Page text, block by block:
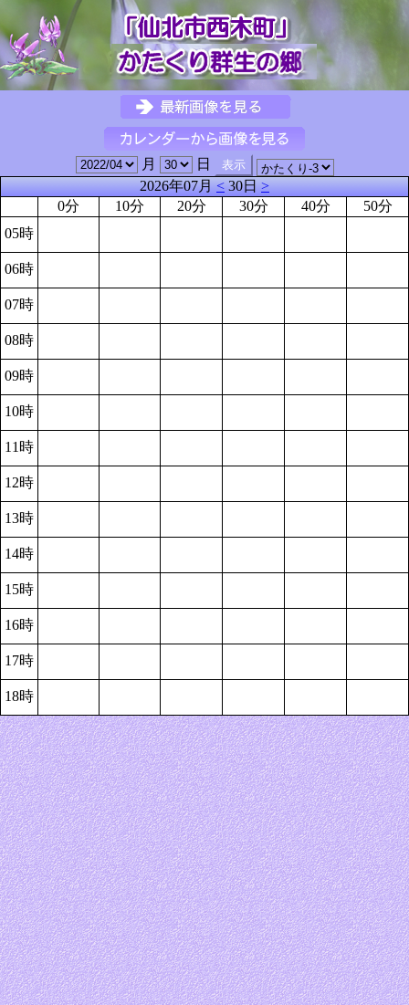
月
日
2026年07月<30日>
0分
10分 20分 30分 40分
50分
05時
06時
07時
08時
09時
10時
11時
12時
13時
14時
15時
16時
17時
18時